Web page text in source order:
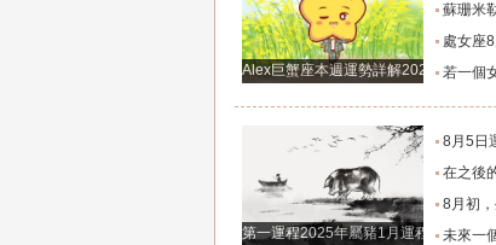
Alex巨蟹座本週運勢詳解2024.12.23-
蘇珊米勒
處女座8月運勢穩步攀
若一個女人玩弄你的
第一運程2025年屬豬1月運程解析
8月5日運勢指南
在之後的日子裡7天運勢
8月初，生在幾點的人，
未來一個月，感情升